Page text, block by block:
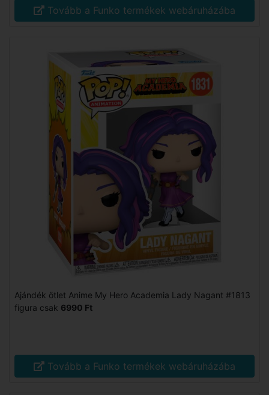
Tovább a Funko termékek webáruházába
Ajándék ötlet Anime My Hero Academia Lady Nagant #1813
figura csak 6990 Ft
Tovább a Funko termékek webáruházába